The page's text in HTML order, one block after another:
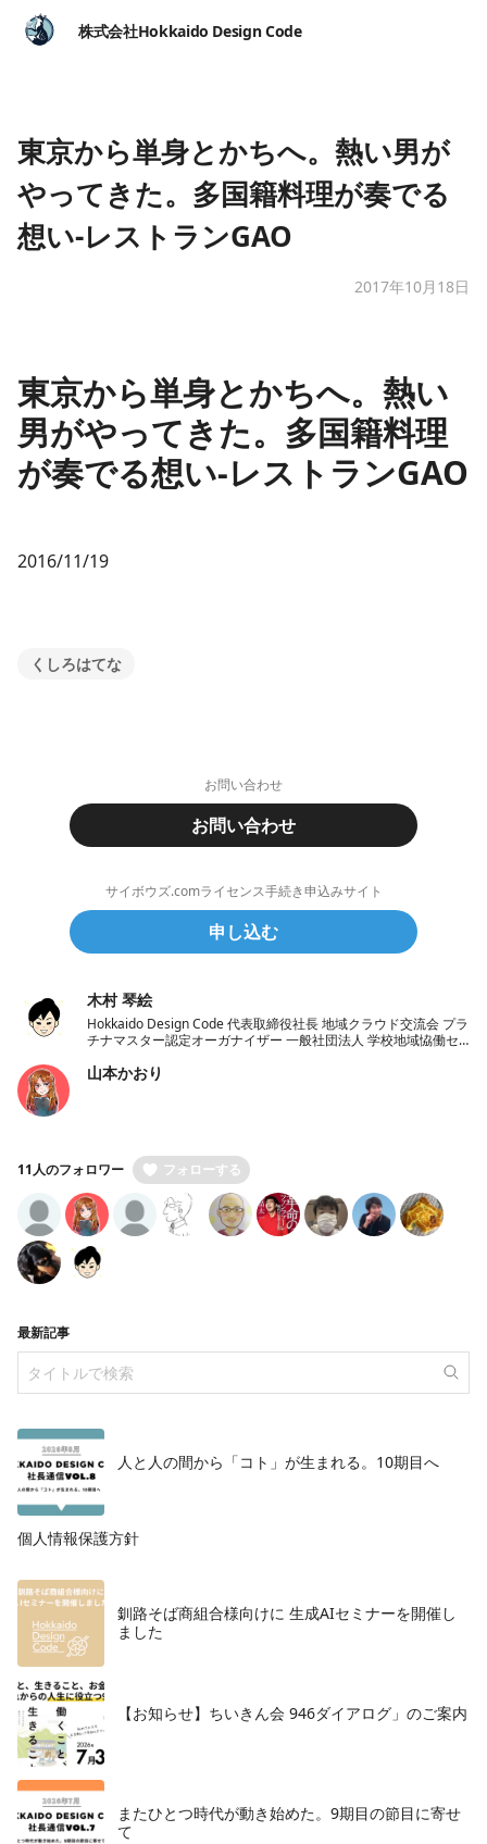
株式会社Hokkaido Design Code
東京から単身とかちへ。熱い男が
やってきた。多国籍料理が奏でる
想い-レストランGAO
2017年10月18日
東京から単身とかちへ。熱い
男がやってきた。多国籍料理
が奏でる想い-レストランGAO
2016/11/19
くしろはてな
お問い合わせ
お問い合わせ
サイボウズ.comライセンス手続き申込みサイト
申し込む
木村 琴絵
Hokkaido Design Code 代表取締役社長 地域クラウド交流会 プラ
チナマスター認定オーガナイザー 一般社団法人 学校地域恊働セ
山本かおり
11人のフォロワー フォローする
最新記事
人と人の間から「コト」が生まれる。10期目へ
個人情報保護方針
釧路そば商組合様向けに 生成AIセミナーを開催し
ました
【お知らせ】ちいきん会 946ダイアログ」のご案内
またひとつ時代が動き始めた。9期目の節目に寄せ
て